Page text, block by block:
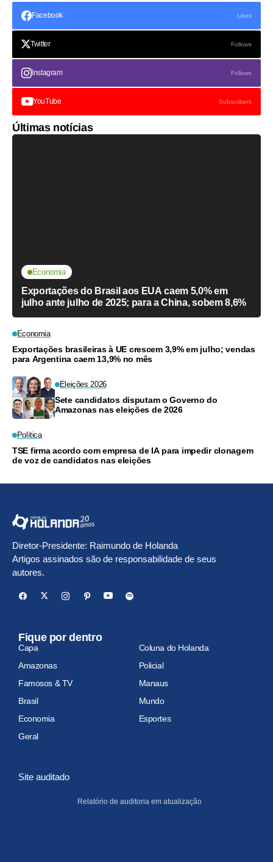
Facebook Likes
Twitter Follows
Instagram Follows
YouTube Subscribers
Últimas notícias
Economia
Exportações do Brasil aos EUA caem 5,0% em
julho ante julho de 2025; para a China, sobem 8,6%
Economia
Exportações brasileiras à UE crescem 3,9% em julho; vendas
para Argentina caem 13,9% no mês
Eleições 2026
Sete candidatos disputam o Governo do
Amazonas nas eleições de 2026
Política
TSE firma acordo com empresa de IA para impedir clonagem
de voz de candidatos nas eleições
Diretor-Presidente: Raimundo de Holanda
Artigos assinados são de responsabilidade de seus
autores.
Fique por dentro
Capa
Coluna do Holanda
Amazonas
Policial
Famosos & TV
Manaus
Brasil
Mundo
Economia
Esportes
Geral
Site auditado
Relatório de auditoria em atualização